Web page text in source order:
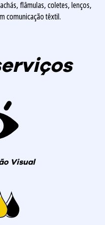
flâmulas, coletes, lenços,
comunicação têxtil.
Visual